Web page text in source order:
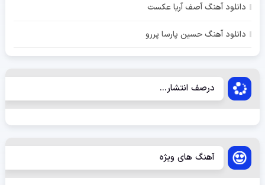
دانلود آهنگ آصف آریا عکست
دانلود آهنگ حسین پارسا پررو
درصف انتشار...
آهنگ های ویژه